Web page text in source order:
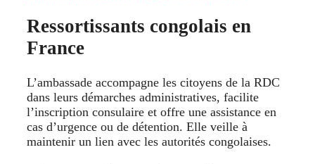
Ressortissants congolais en
France
L’ambassade accompagne les citoyens de la RDC
dans leurs démarches administratives, facilite
l’inscription consulaire et offre une assistance en
cas d’urgence ou de détention. Elle veille à
maintenir un lien avec les autorités congolaises.